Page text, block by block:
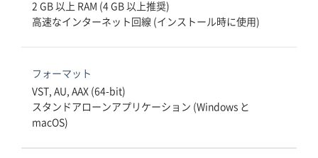
2 GB 以上 RAM (4 GB 以上推奨)
高速なインターネット回線 (インストール時に使用)
フォーマット
VST, AU, AAX (64-bit)
スタンドアローンアプリケーション (Windows と
macOS)